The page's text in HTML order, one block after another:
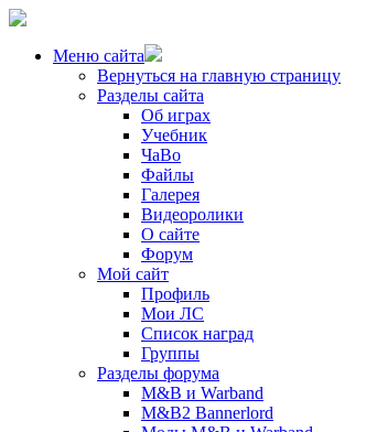
Меню сайта
Вернуться на главную страницу
Разделы сайта
Об играх
Учебник
ЧаВо
Файлы
Галерея
Видеоролики
О сайте
Форум
Мой сайт
Профиль
Мои ЛС
Список наград
Группы
Разделы форума
M&B и Warband
M&B2 Bannerlord